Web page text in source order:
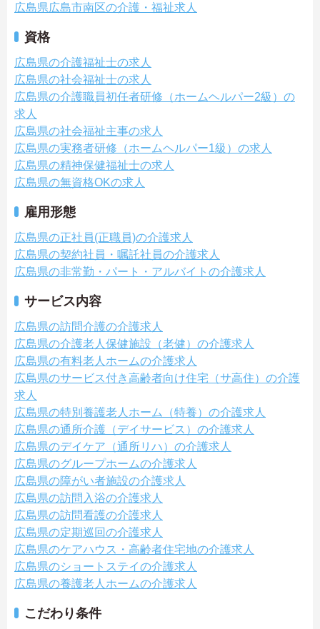
広島県広島市南区の介護・福祉求人
資格
広島県の介護福祉士の求人
広島県の社会福祉士の求人
広島県の介護職員初任者研修（ホームヘルパー2級）の
求人
広島県の社会福祉主事の求人
広島県の実務者研修（ホームヘルパー1級）の求人
広島県の精神保健福祉士の求人
広島県の無資格OKの求人
雇用形態
広島県の正社員(正職員)の介護求人
広島県の契約社員・嘱託社員の介護求人
広島県の非常勤・パート・アルバイトの介護求人
サービス内容
広島県の訪問介護の介護求人
広島県の介護老人保健施設（老健）の介護求人
広島県の有料老人ホームの介護求人
広島県のサービス付き高齢者向け住宅（サ高住）の介護
求人
広島県の特別養護老人ホーム（特養）の介護求人
広島県の通所介護（デイサービス）の介護求人
広島県のデイケア（通所リハ）の介護求人
広島県のグループホームの介護求人
広島県の障がい者施設の介護求人
広島県の訪問入浴の介護求人
広島県の訪問看護の介護求人
広島県の定期巡回の介護求人
広島県のケアハウス・高齢者住宅地の介護求人
広島県のショートステイの介護求人
広島県の養護老人ホームの介護求人
こだわり条件